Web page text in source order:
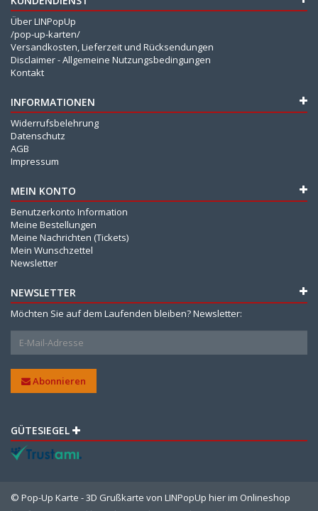
Über LINPopUp
/pop-up-karten/
Versandkosten, Lieferzeit und Rücksendungen
Disclaimer - Allgemeine Nutzungsbedingungen
Kontakt
INFORMATIONEN
Widerrufsbelehrung
Datenschutz
AGB
Impressum
MEIN KONTO
Benutzerkonto Information
Meine Bestellungen
Meine Nachrichten (Tickets)
Mein Wunschzettel
Newsletter
NEWSLETTER
Möchten Sie auf dem Laufenden bleiben? Newsletter:
Abonnieren
GÜTESIEGEL
© Pop-Up Karte - 3D Grußkarte von LINPopUp hier im Onlineshop